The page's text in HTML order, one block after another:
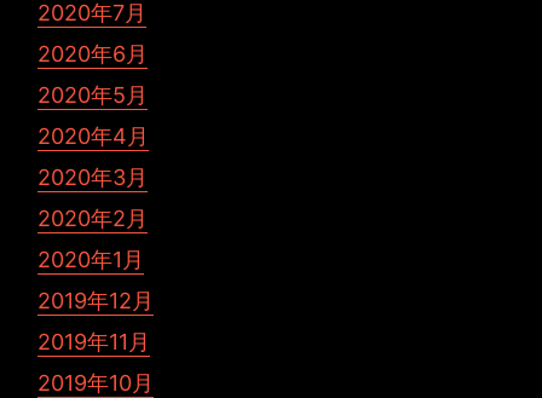
2020年7月
2020年6月
2020年5月
2020年4月
2020年3月
2020年2月
2020年1月
2019年12月
2019年11月
2019年10月